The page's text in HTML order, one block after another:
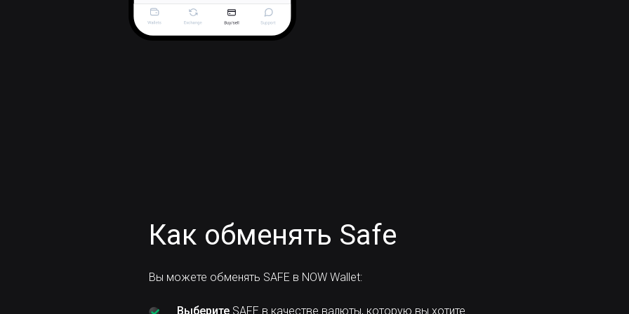
Как обменять Safe
Вы можете обменять SAFE в NOW Wallet:
Выберите SAFE в качестве валюты, которую вы хотите